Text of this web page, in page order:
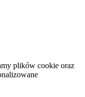
plików cookie oraz